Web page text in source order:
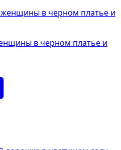
в черном платье и